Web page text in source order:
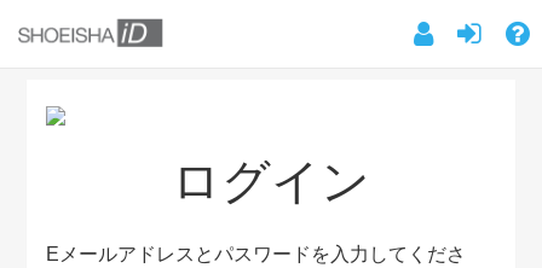
ログイン
Eメールアドレスとパスワードを入力してくださ